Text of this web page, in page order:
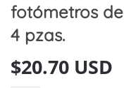
fotómetros de
4 pzas.
$20.70 USD